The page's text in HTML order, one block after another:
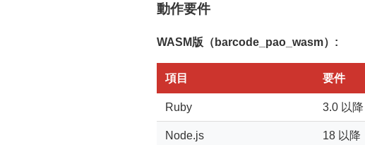
動作要件
WASM版（barcode_pao_wasm）:
項目 要件
Ruby 3.0 以降
Node.js 18 以降